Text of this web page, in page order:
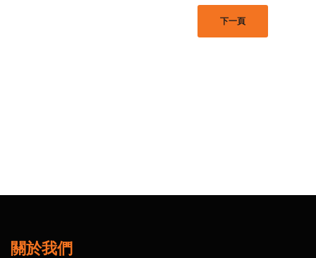
下一頁
關於我們